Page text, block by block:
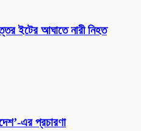
ইটের আঘাতে নারী নিহত
এর প্রচারণা